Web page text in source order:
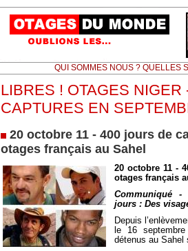
QUI SOMMES NOUS ? QUELLES
LIBRES ! OTAGES NIGER
CAPTURES EN
20 octobre 11 - 400 jours de
otages français au Sahel
20 octobre 11 -
otages français
Communiqué -
jours : Des
Depuis
le 16
détenus au Sahel